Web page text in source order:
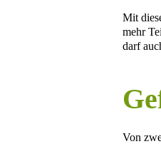
Mit
mehr
darf
Von